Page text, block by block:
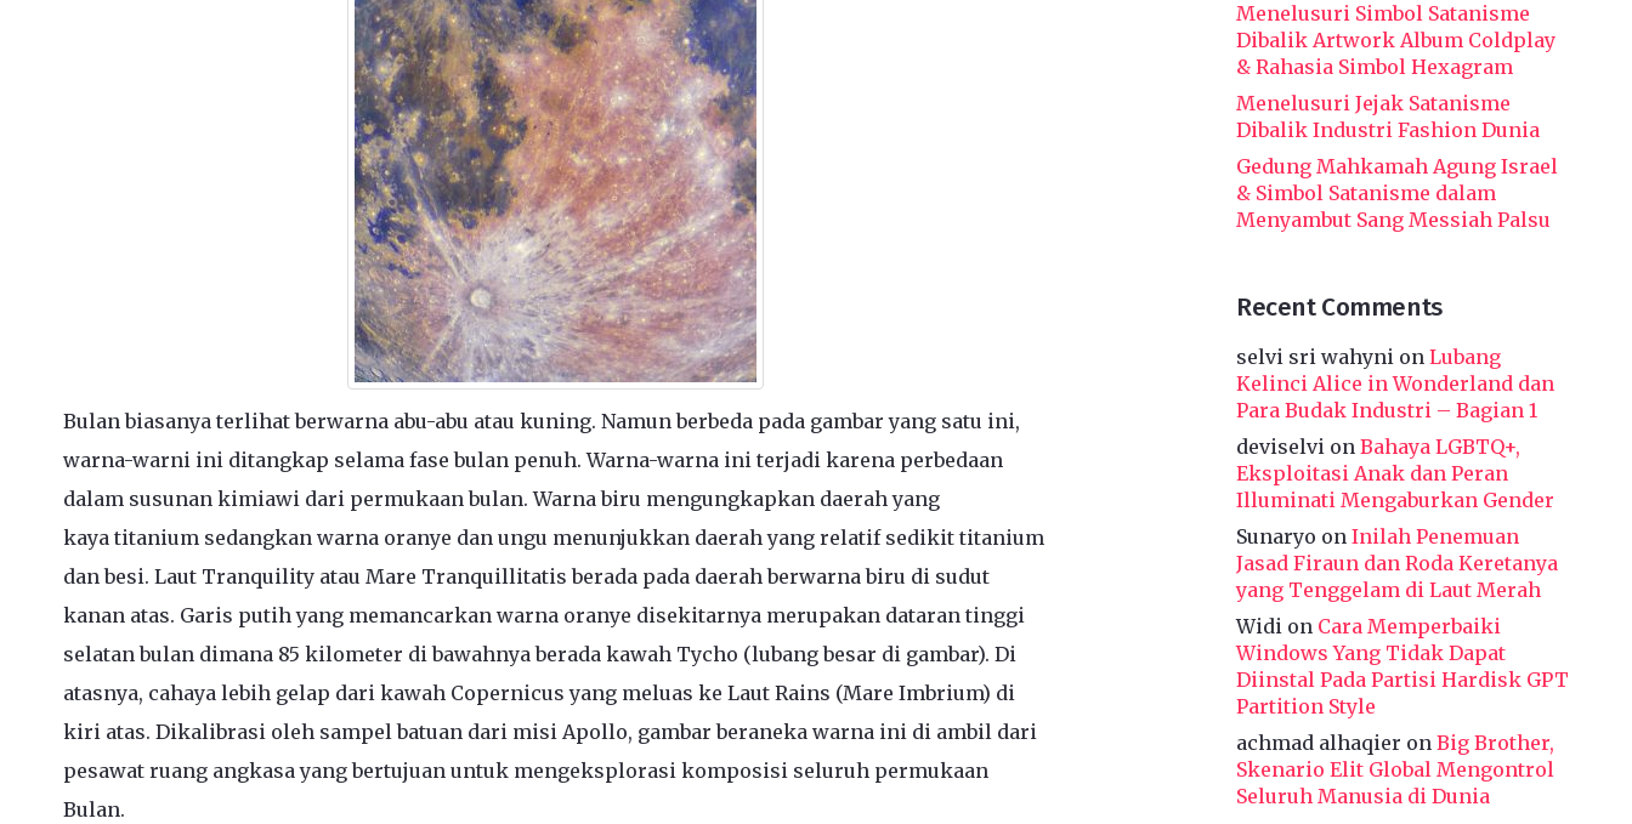
Bulan biasanya terlihat berwarna abu-abu atau kuning. Namun berbeda pada gambar yang satu ini,
warna-warni ini ditangkap selama fase bulan penuh. Warna-warna ini terjadi karena perbedaan
dalam susunan kimiawi dari permukaan bulan. Warna biru mengungkapkan daerah yang
kaya titanium sedangkan warna oranye dan ungu menunjukkan daerah yang relatif sedikit titanium
dan besi. Laut Tranquility atau Mare Tranquillitatis berada pada daerah berwarna biru di sudut
kanan atas. Garis putih yang memancarkan warna oranye disekitarnya merupakan dataran tinggi
selatan bulan dimana 85 kilometer di bawahnya berada kawah Tycho (lubang besar di gambar). Di
atasnya, cahaya lebih gelap dari kawah Copernicus yang meluas ke Laut Rains (Mare Imbrium) di
kiri atas. Dikalibrasi oleh sampel batuan dari misi Apollo, gambar beraneka warna ini di ambil dari
pesawat ruang angkasa yang bertujuan untuk mengeksplorasi komposisi seluruh permukaan
Bulan.
Menelusuri Simbol Satanisme
Dibalik Artwork Album Coldplay
& Rahasia Simbol Hexagram
Menelusuri Jejak Satanisme
Dibalik Industri Fashion Dunia
Gedung Mahkamah Agung Israel
& Simbol Satanisme dalam
Menyambut Sang Messiah Palsu
Recent Comments
selvi sri wahynion Lubang
Kelinci Alice in Wonderland dan
Para Budak Industri – Bagian 1
deviselvion Bahaya LGBTQ+,
Eksploitasi Anak dan Peran
Illuminati Mengaburkan Gender
Sunaryo on Inilah Penemuan
Jasad Firaun dan Roda Keretanya
yang Tenggelam di Laut Merah
Widion Cara Memperbaiki
Windows Yang Tidak Dapat
Diinstal Pada Partisi Hardisk GPT
Partition Style
achmad alhaqier on Big Brother,
Skenario Elit Global Mengontrol
Seluruh Manusia di Dunia